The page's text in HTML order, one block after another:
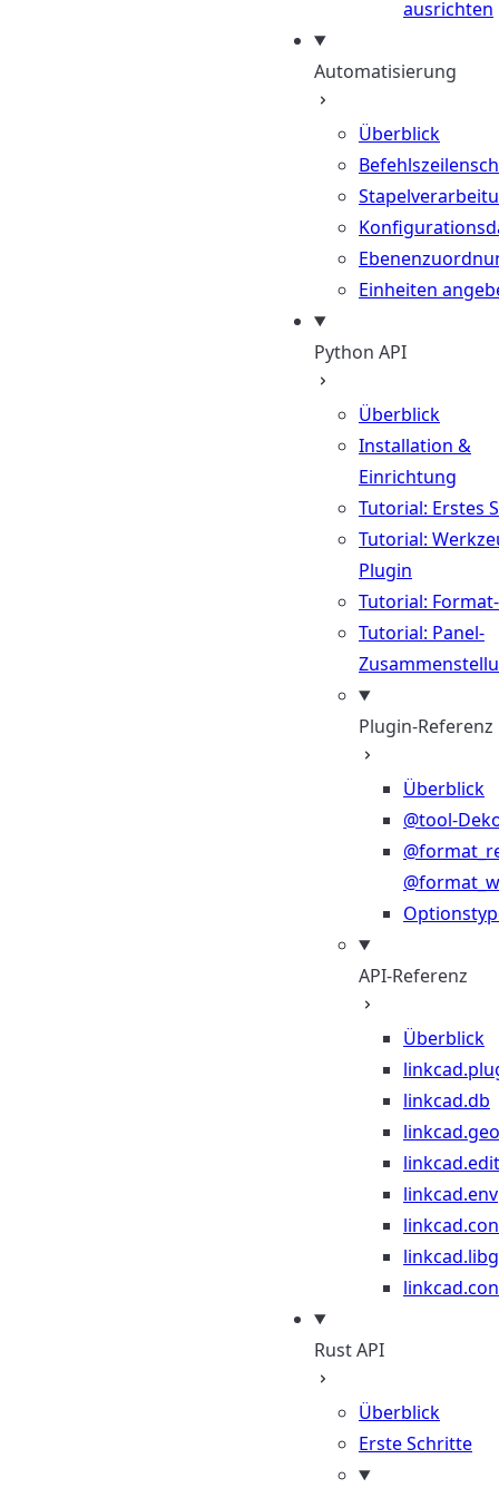
ausrichten
Automatisierung
Überblick
Einheiten
Python API
Überblick
Installation &
Einrichtung
Tutorial: Erstes
Tutorial:
Plugin
Tutorial:
Tutorial: Panel-
Plugin-Referenz
Überblick
@tool-
API-Referenz
Überblick
linkcad.db
linkcad.edit
linkcad.env
Rust API
Überblick
Erste Schritte